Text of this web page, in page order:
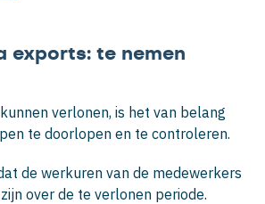
exports: te nemen
verlonen, is het van belang
te doorlopen en te controleren.
de werkuren van de medewerkers
zijn over de te verlonen periode.